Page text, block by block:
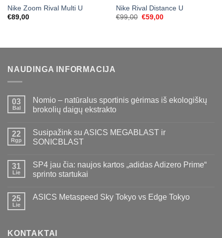
Nike Zoom Rival Multi U
€89,00
Nike Rival Distance U
€99,00 Original
€59,00Current
NAUDINGA INFORMACIJA
03
Bal
Nomio – natūralus sportinis gėrimas iš ekologiškų
brokolių daigų ekstrakto
22
Rgp
Susipažink su ASICS MEGABLAST ir
SONICBLAST
31
Lie
SP4 jau čia: naujos kartos „adidas Adizero Prime“
sprinto startukai
25
Lie
ASICS Metaspeed Sky Tokyo vs Edge Tokyo
KONTAKTAI